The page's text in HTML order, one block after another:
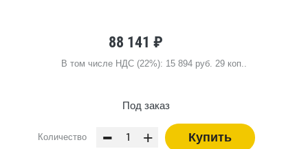
88 141 ₽
В том числе НДС (22%): 15 894 руб. 29 коп..
Под заказ
Количество - + Купить